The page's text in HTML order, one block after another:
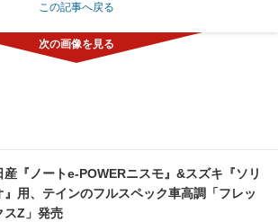
この記事へ戻る
産『ノートe-POWERニスモ』&スズキ『ソリ
』用、テインのフルスペック車高調「フレッ
スZ」発売